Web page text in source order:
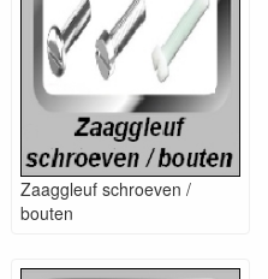
Zaaggleuf schroeven /
bouten